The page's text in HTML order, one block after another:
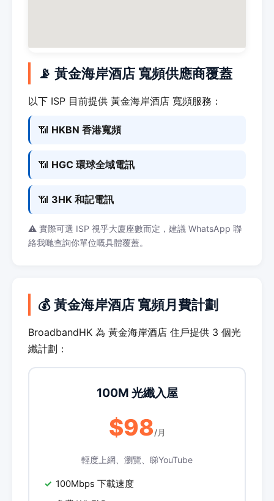
📡 黃金海岸酒店 寬頻供應商覆蓋
以下 ISP 目前提供 黃金海岸酒店 寬頻服務：
📶 HKBN 香港寬頻
📶 HGC 環球全域電訊
📶 3HK 和記電訊
⚠️ 實際可選 ISP 視乎大廈座數而定，建議 WhatsApp 聯
絡我哋查詢你單位嘅具體覆蓋。
💰 黃金海岸酒店 寬頻月費計劃
BroadbandHK 為 黃金海岸酒店 住戶提供 3 個光
纖計劃：
100M 光纖入屋
$98/月
輕度上網、瀏覽、睇YouTube
100Mbps 下載速度